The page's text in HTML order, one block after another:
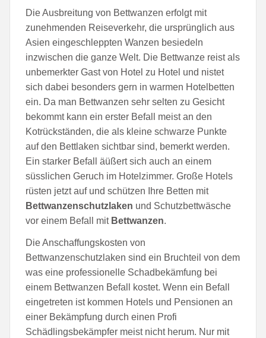
Die Ausbreitung von Bettwanzen erfolgt mit
zunehmenden Reiseverkehr, die ursprünglich aus
Asien eingeschleppten Wanzen besiedeln
inzwischen die ganze Welt. Die Bettwanze reist als
unbemerkter Gast von Hotel zu Hotel und nistet
sich dabei besonders gern in warmen Hotelbetten
ein. Da man Bettwanzen sehr selten zu Gesicht
bekommt kann ein erster Befall meist an den
Kotrückständen, die als kleine schwarze Punkte
auf den Bettlaken sichtbar sind, bemerkt werden.
Ein starker Befall äüßert sich auch an einem
süsslichen Geruch im Hotelzimmer. Große Hotels
rüsten jetzt auf und schützen Ihre Betten mit
Bettwanzenschutzlaken und Schutzbettwäsche
vor einem Befall mit Bettwanzen.
Die Anschaffungskosten von
Bettwanzenschutzlaken sind ein Bruchteil von dem
was eine professionelle Schadbekämfung bei
einem Bettwanzen Befall kostet. Wenn ein Befall
eingetreten ist kommen Hotels und Pensionen an
einer Bekämpfung durch einen Profi
Schädlingsbekämpfer meist nicht herum. Nur mit